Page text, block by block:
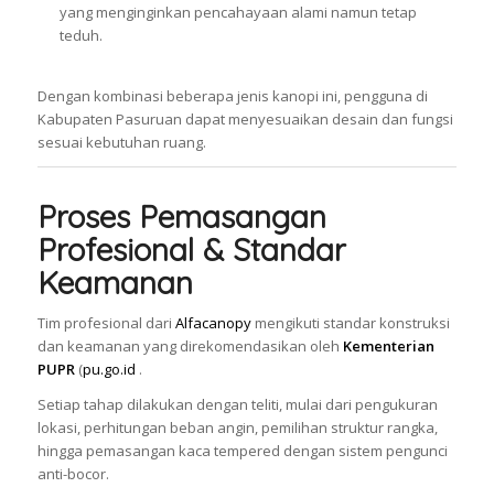
yang menginginkan pencahayaan alami namun tetap
teduh.
Dengan kombinasi beberapa jenis kanopi ini, pengguna di
Kabupaten Pasuruan dapat menyesuaikan desain dan fungsi
sesuai kebutuhan ruang.
Proses Pemasangan
Profesional & Standar
Keamanan
Tim profesional dari Alfacanopymengikuti standar konstruksi
dan keamanan yang direkomendasikan oleh Kementerian
PUPR(pu.go.id .
Setiap tahap dilakukan dengan teliti, mulai dari pengukuran
lokasi, perhitungan beban angin, pemilihan struktur rangka,
hingga pemasangan kaca tempered dengan sistem pengunci
anti-bocor.